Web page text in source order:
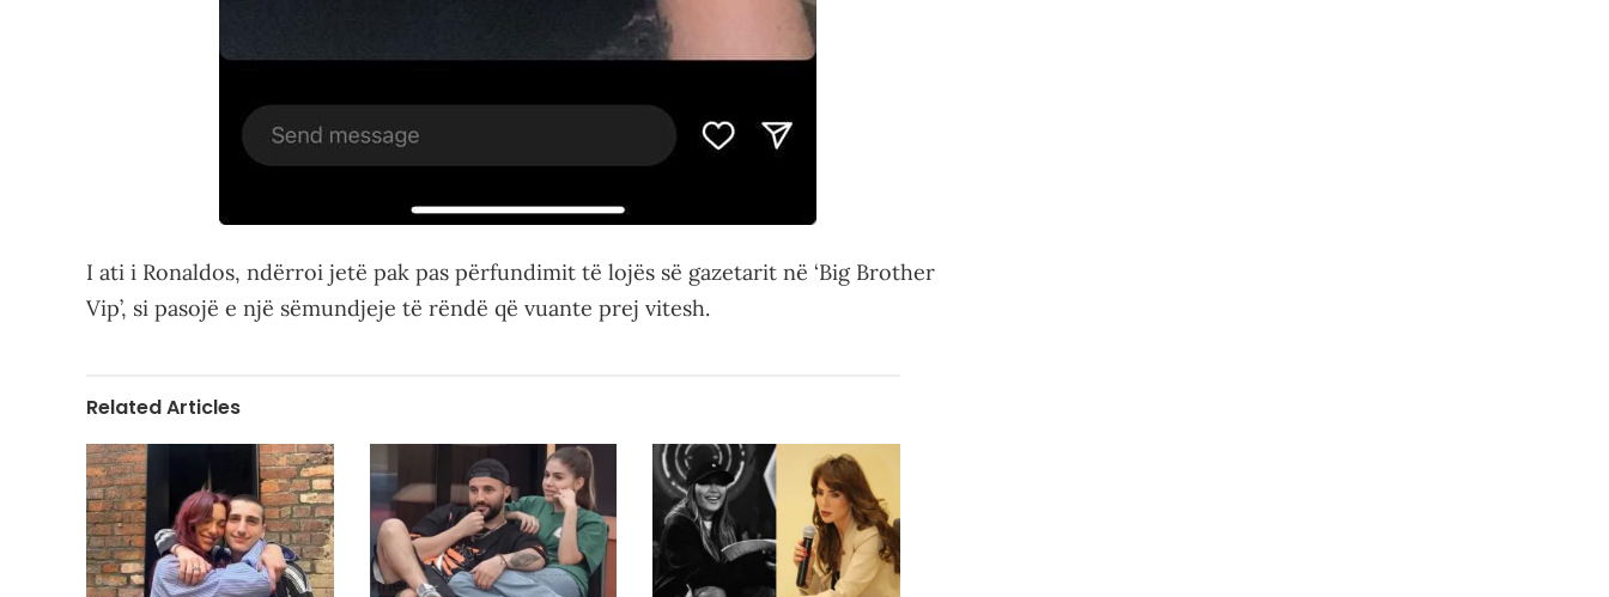
I ati i Ronaldos, ndërroi jetë pak pas përfundimit të lojës së gazetarit në ‘Big Brother
Vip’, si pasojë e një sëmundjeje të rëndë që vuante prej vitesh.
Related Articles